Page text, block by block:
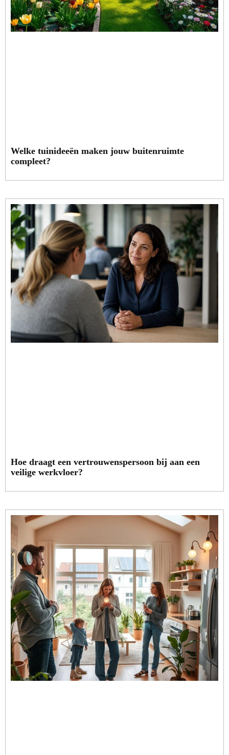
Welke tuinideeën maken jouw buitenruimte
compleet?
Hoe draagt een vertrouwenspersoon bij aan een
veilige werkvloer?